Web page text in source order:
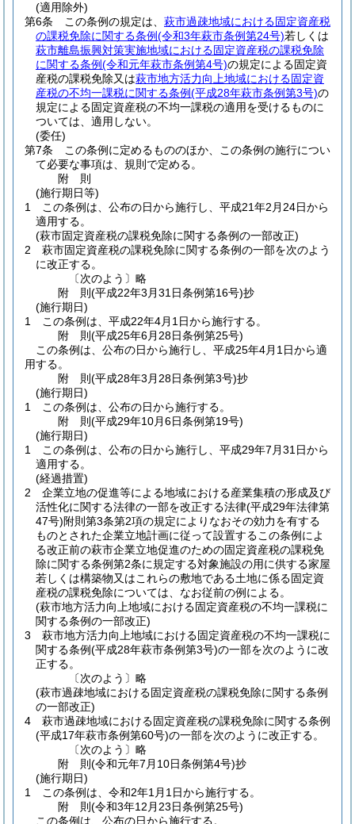
(適用除外)
第6条
この条例の規定は、 萩市過疎地域における固定資産税
の課税免除に関する条例(令和3年萩市条例第24号)若しくは
萩市離島振興対策実施地域における固定資産税の課税免除
に関する条例(令和元年萩市条例第4号)の規定による固定資
産税の課税免除又は萩市地方活力向上地域における固定資
産税の不均一課税に関する条例(平成28年萩市条例第3号)の
規定による固定資産税の不均一課税の適用を受けるものに
ついては、適用しない。
(委任)
第7条
この条例に定めるもののほか、この条例の施行につい
て必要な事項は、規則で定める。
附 則
(施行期日等)
1
この条例は、公布の日から施行し、平成21年2月24日から
適用する。
(萩市固定資産税の課税免除に関する条例の一部改正)
2
萩市固定資産税の課税免除に関する条例の一部を次のよう
に改正する。
〔次のよう〕略
附 則(平成22年3月31日条例第16号)抄
(施行期日)
1
この条例は、平成22年4月1日から施行する。
附 則(平成25年6月28日条例第25号)
この条例は、公布の日から施行し、平成25年4月1日から適
用する。
附 則(平成28年3月28日条例第3号)抄
(施行期日)
1
この条例は、公布の日から施行する。
附 則(平成29年10月6日条例第19号)
(施行期日)
1
この条例は、公布の日から施行し、平成29年7月31日から
適用する。
(経過措置)
2
企業立地の促進等による地域における産業集積の形成及び
活性化に関する法律の一部を改正する法律(平成29年法律第
47号)附則第3条第2項の規定によりなおその効力を有する
ものとされた企業立地計画に従って設置するこの条例によ
る改正前の萩市企業立地促進のための固定資産税の課税免
除に関する条例第2条に規定する対象施設の用に供する家屋
若しくは構築物又はこれらの敷地である土地に係る固定資
産税の課税免除については、なお従前の例による。
(萩市地方活力向上地域における固定資産税の不均一課税に
関する条例の一部改正)
3
萩市地方活力向上地域における固定資産税の不均一課税に
関する条例(平成28年萩市条例第3号)の一部を次のように改
正する。
〔次のよう〕略
(萩市過疎地域における固定資産税の課税免除に関する条例
の一部改正)
4
萩市過疎地域における固定資産税の課税免除に関する条例
(平成17年萩市条例第60号)の一部を次のように改正する。
〔次のよう〕略
附 則(令和元年7月10日条例第4号)抄
(施行期日)
1
この条例は、令和2年1月1日から施行する。
附 則(令和3年12月23日条例第25号)
この条例は、公布の日から施行する。